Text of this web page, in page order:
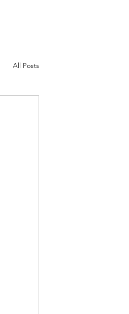
All Posts